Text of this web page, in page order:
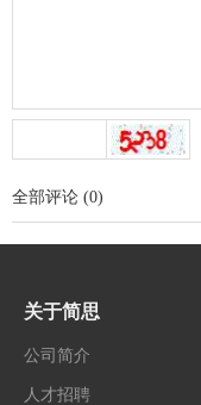
全部评论 (0)
关于简思
公司简介
人才招聘